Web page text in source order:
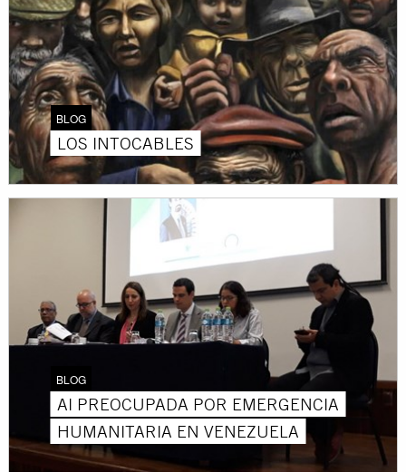
BLOG
LOS INTOCABLES
BLOG
AI PREOCUPADA POR EMERGENCIA
HUMANITARIA EN VENEZUELA